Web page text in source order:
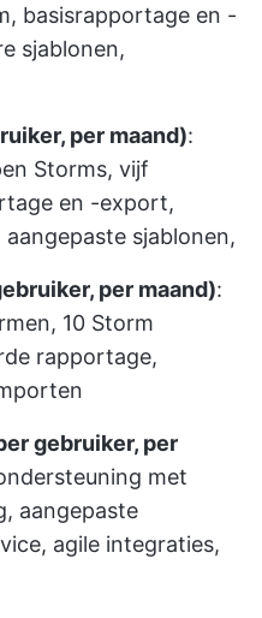
basisrapportage en -
sjablonen,
per maand):
Storms, vijf
en -export,
sjablonen,
per maand):
10 Storm
rapportage,
gebruiker, per
met
aangepaste
agile integraties,